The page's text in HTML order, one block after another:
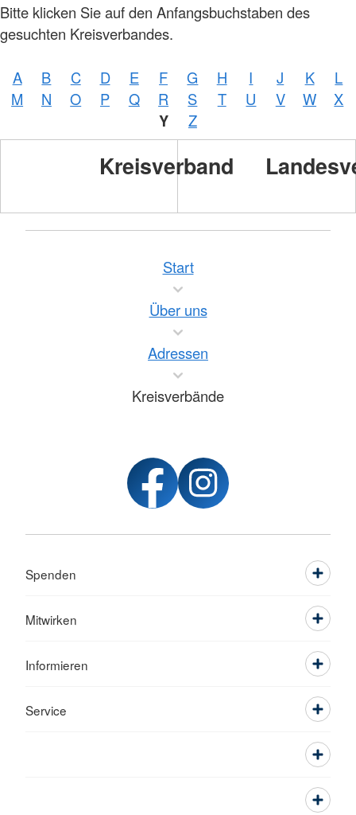
Bitte klicken Sie auf den Anfangsbuchstaben des
gesuchten Kreisverbandes.
A B C D E F G H I J K
L
M
N O P Q R S T U V W X
Y Z
Kreisverband
Foto:
Zelck /
GmbH
Start
Über uns
Adressen
Kreisverbände
Spenden
Mitwirken
Informieren
Service